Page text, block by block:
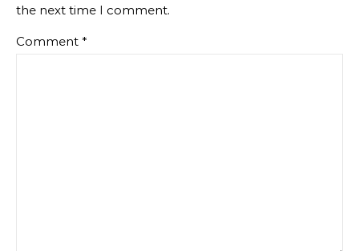
the next time I comment.
Comment *